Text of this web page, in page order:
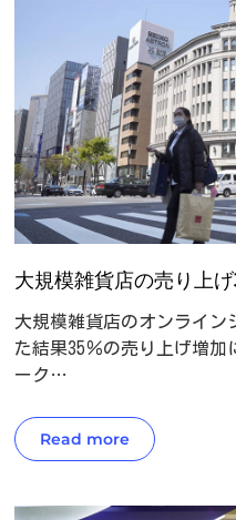
大規模雑貨店の売り上
大規模雑貨店のオンライン
た結果35％の売り上げ増
ーク…
Read more